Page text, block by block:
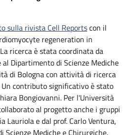
sulla rivista Cell Reportscon il
regeneration in
ricerca è stata coordinata da
al Dipartimento di Scienze Mediche
di Bologna con attività di ricerca
Un contributo significativo è stato
Bongiovanni. Per l'Università
al progetto anche i gruppi
Lauriola e dal prof. Carlo Ventura,